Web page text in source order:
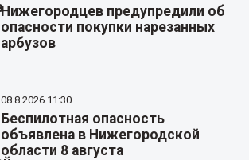
Нижегородцев предупредили об
опасности покупки нарезанных
арбузов
08.8.2026 11:30
Беспилотная опасность
объявлена в Нижегородской
области 8 августа